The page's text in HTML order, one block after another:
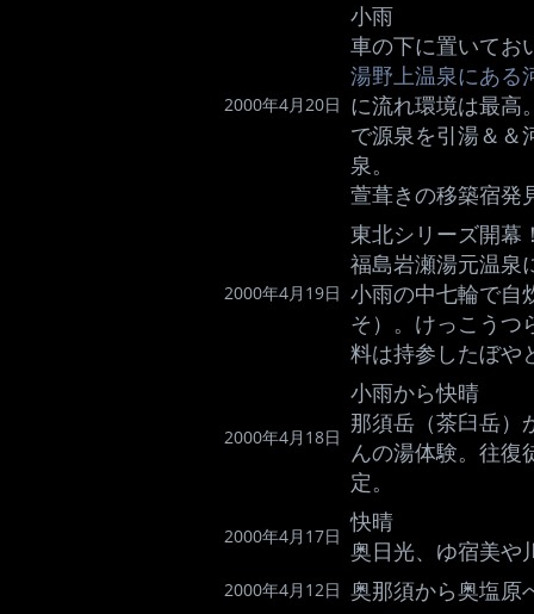
2000年4月20日
小雨
車の下に置いてお
湯野上温泉にある
に流れ環境は最高
で源泉を引湯＆＆
泉。
萱葺きの移築宿発
2000年4月19日
東北シリーズ開幕
福島岩瀬湯元温泉
小雨の中七輪で自
そ）。けっこうつ
料は持参したぼや
2000年4月18日
小雨から快晴
那須岳（茶臼岳）
んの湯体験。往復
定。
2000年4月17日
快晴
奥日光、ゆ宿美や
2000年4月12日 奥那須から奥塩原